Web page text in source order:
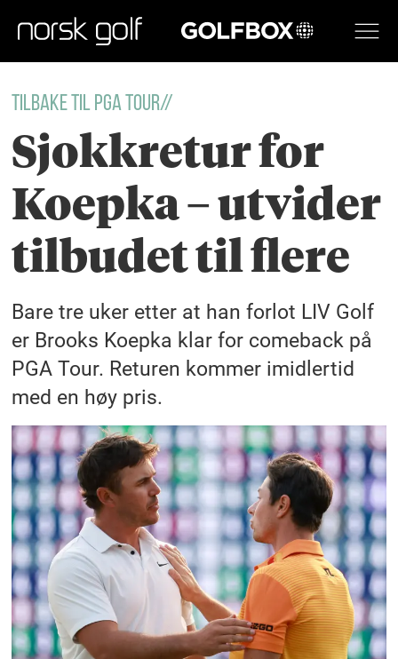
GOLFBOX
TILBAKE TIL PGA TOUR//
Sjokkretur for
Koepka – utvider
tilbudet til flere
Bare tre uker etter at han forlot LIV Golf
er Brooks Koepka klar for comeback på
PGA Tour. Returen kommer imidlertid
med en høy pris.